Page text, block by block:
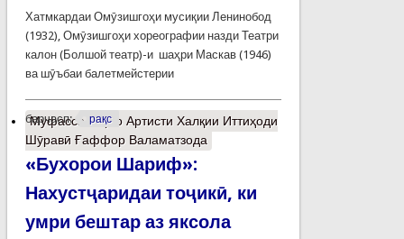
Хатмкардаи Омӯзишгоҳи мусиқии Ленинобод
(1932), Омӯзишгоҳи хореографии назди Театри
калон (Болшой театр)-и шаҳри Маскав (1946)
ва шӯъбаи балетмейстерии
барчасп: рақс
Муфассалтаро Артисти Халқии Иттиҳоди
Шӯравӣ Ғаффор Валаматзода
«Бухорои Шариф»:
Нахустҷаридаи тоҷикӣ, ки
умри бештар аз яксола